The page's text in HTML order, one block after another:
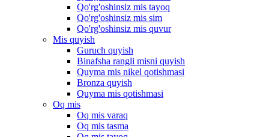
Qo'rg'oshinsiz mis tayoq
Qo'rg'oshinsiz mis sim
Qo'rg'oshinsiz mis quvur
Mis quyish
Guruch quyish
Binafsha rangli misni quyish
Quyma mis nikel qotishmasi
Bronza quyish
Quyma mis qotishmasi
Oq mis
Oq mis varaq
Oq mis tasma